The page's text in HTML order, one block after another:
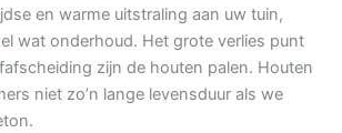
en warme uitstraling aan uw tuin,
wat onderhoud. Het grote verlies punt
zijn de houten palen. Houten
niet zo’n lange levensduur als we